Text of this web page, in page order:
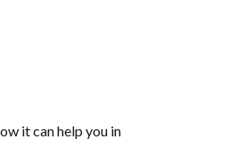
it can help you in